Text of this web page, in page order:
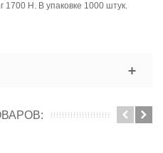
1700 Н. В упаковке 1000 штук.